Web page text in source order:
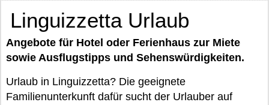
Linguizzetta Urlaub
Angebote für Hotel oder Ferienhaus zur Miete
sowie Ausflugstipps und Sehenswürdigkeiten.
Urlaub in Linguizzetta? Die geeignete
Familienunterkunft dafür sucht der Urlauber auf